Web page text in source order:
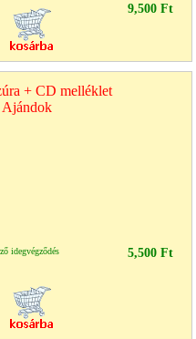
9,500 Ft
+ CD melléklet
idegvégződés
5,500 Ft